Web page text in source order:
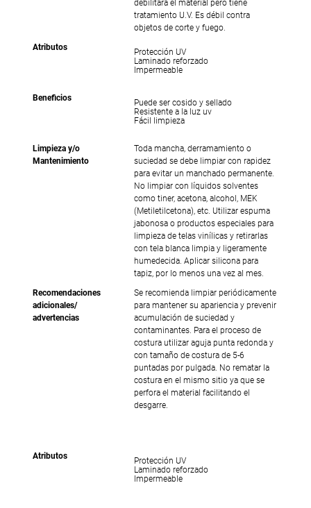
debilitará el material pero tiene
tratamiento U.V. Es débil contra
objetos de corte y fuego.
Atributos
Protección UV
Laminado reforzado
Impermeable
Beneficios
Puede ser cosido y sellado
Resistente a la luz uv
Fácil limpieza
Limpieza y/o
Mantenimiento
Toda mancha, derramamiento o
suciedad se debe limpiar con rapidez
para evitar un manchado permanente.
No limpiar con líquidos solventes
como tiner, acetona, alcohol, MEK
(Metiletilcetona), etc. Utilizar espuma
jabonosa o productos especiales para
limpieza de telas vinílicas y retirarlas
con tela blanca limpia y ligeramente
humedecida. Aplicar silicona para
tapiz, por lo menos una vez al mes.
Recomendaciones
adicionales/
advertencias
Se recomienda limpiar periódicamente
para mantener su apariencia y prevenir
acumulación de suciedad y
contaminantes. Para el proceso de
costura utilizar aguja punta redonda y
con tamaño de costura de 5-6
puntadas por pulgada. No rematar la
costura en el mismo sitio ya que se
perfora el material facilitando el
desgarre.
Atributos
Protección UV
Laminado reforzado
Impermeable